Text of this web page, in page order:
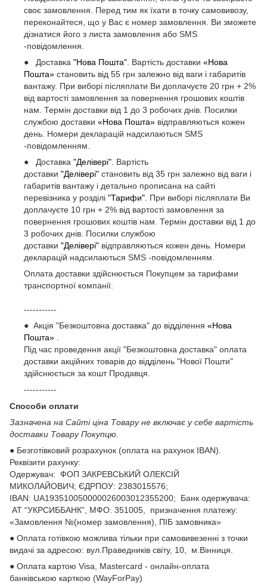
своє замовлення. Перед тим як їхати в точку самовивозу,
переконайтеся, що у Вас є номер замовлення. Ви зможете
дізнатися його з листа замовлення або SMS
-повідомлення.
● Доставка "Нова Пошта" . Вартість доставки «Нова
Пошта» становить від 55 грн залежно від ваги і габаритів
вантажу. При виборі післяплати Ви доплачуєте 20 грн + 2%
від вартості замовлення за повернення грошових коштів
нам. Термін доставки від 1 до 3 робочих днів. Посилки
службою доставки «Нова Пошта» відправляються кожен
день. Номери декларацій надсилаються SMS
-повідомленням.
● Доставка "Делівері" . Вартість
доставки "Делівері" становить від 35 грн залежно від ваги і
габаритів вантажу і детально прописана на сайті
перевізника у розділі "Тарифи" . При виборі післяплати Ви
доплачуєте 10 грн + 2% від вартості замовлення за
повернення грошових коштів нам. Термін доставки від 1 до
3 робочих днів. Посилки службою
доставки "Делівері" відправляються кожен день. Номери
декларацій надсилаються SMS -повідомленням.
Оплата доставки здійснюється Покупцем за тарифами
транспортної компанії.
-----------
● Акція "Безкоштовна доставка" до відділення «Нова
Пошта»
Під час проведення акції "Безкоштовна доставка" оплата
доставки акційних товарів до відділень "Нової Пошти"
здійснюється за кошт Продавця.
-----------
Способи оплати
Зазначена на Сайті ціна Товару не включає у себе вартість
доставки Товару Покупцю.
● Безготівковий розрахунок (оплата на рахунок IBAN).
Реквізити рахунку:
Одержувач: ФОП ЗАКРЕВСЬКИЙ ОЛЕКСІЙ
МИКОЛАЙОВИЧ; ЄДРПОУ: 2383015576;
ІВАN: UA193510050000026003012355200; Банк одержувача:
АТ “УКРСИББАНК”, МФО: 351005, призначення платежу:
«Замовлення №(номер замовлення), ПІБ замовника»
● Оплата готівкою можлива тільки при самовивезенні з точки
видачі за адресою: вул.Праведників світу, 10, м.Вінниця.
● Оплата картою Visa, Mastercard - онлайн-оплата
банківською карткою (WayForPay)